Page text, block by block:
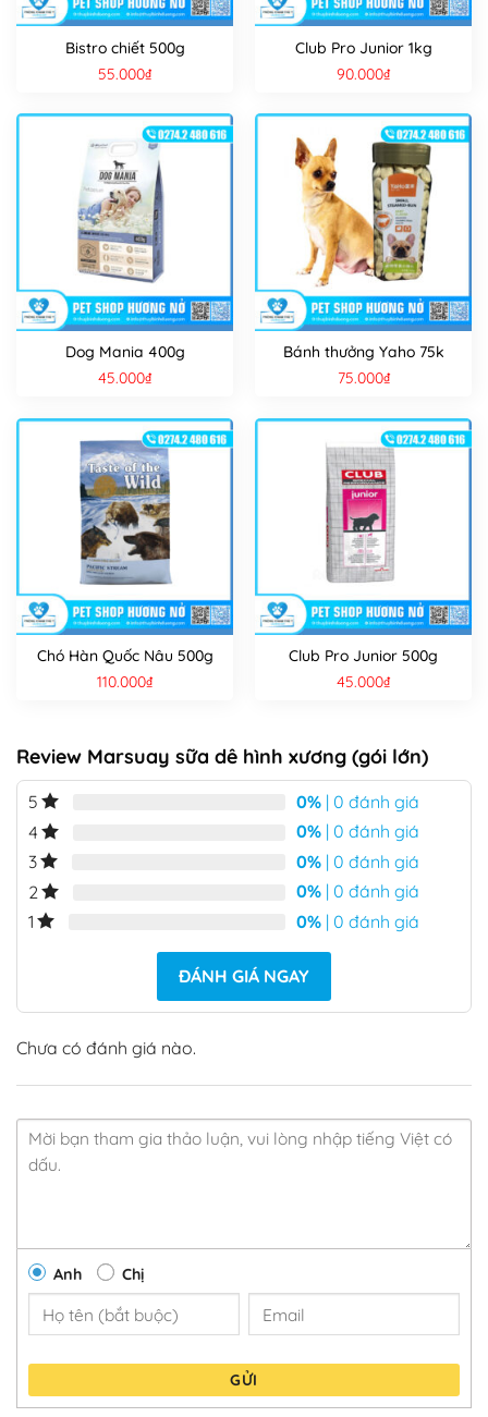
Bistro chiết 500g
55.000₫
Club Pro Junior 1kg
90.000₫
Dog Mania 400g
45.000₫
Bánh thưởng Yaho 75k
75.000₫
Chó Hàn Quốc Nâu 500g
110.000₫
Club Pro Junior 500g
45.000₫
Review Marsuay sữa dê hình xương (gói lớn)
5 0% | 0 đánh giá
4
0% | 0 đánh giá
3
0% | 0 đánh giá
2
0% | 0 đánh giá
1
0% | 0 đánh giá
ĐÁNH GIÁ NGAY
Chưa có đánh giá nào.
Anh Chị
GỬI